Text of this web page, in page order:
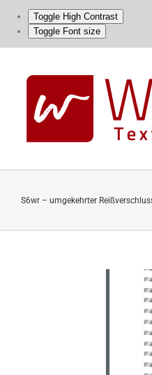
Toggle High Contrast
Toggle Font size
content
S6wr – umgekehrter